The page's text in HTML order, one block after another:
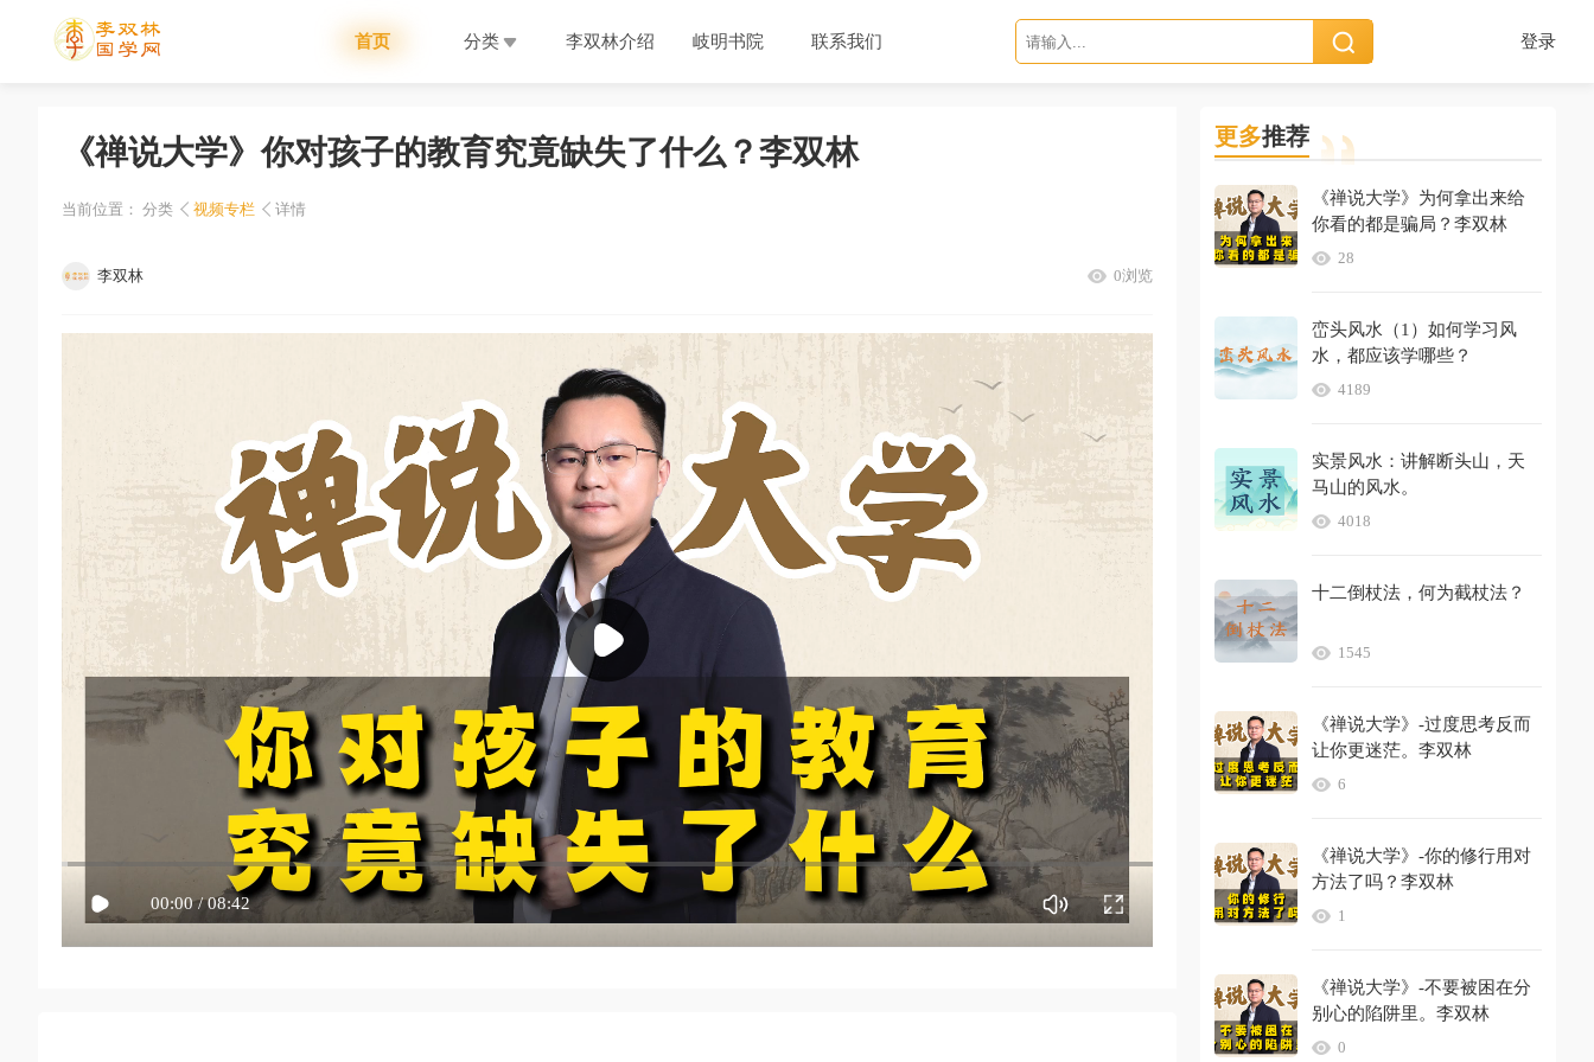
首页 分类 李双林介绍 岐明书院 联系我们 登录
《禅说大学》你对孩子的教育究竟缺失了什么？李双林
当前位置： 分类 视频专栏 详情
李双林 0浏览
更多推荐
《禅说大学》为何拿出来给
你看的都是骗局？李双林
28
峦头风水（1）如何学习风
水，都应该学哪些？
4189
实景风水：讲解断头山，天
马山的风水。
4018
十二倒杖法，何为截杖法？
1545
《禅说大学》-过度思考反而
让你更迷茫。李双林
6
《禅说大学》-你的修行用对
方法了吗？李双林
1
《禅说大学》-不要被困在分
别心的陷阱里。李双林
0